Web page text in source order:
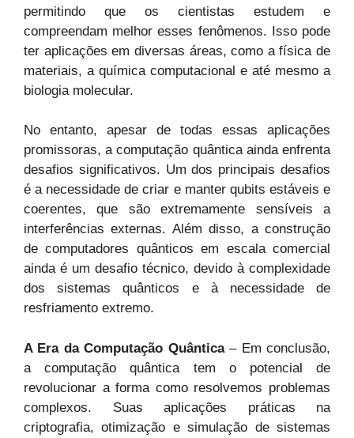
permitindo que os cientistas estudem e
compreendam melhor esses fenômenos. Isso pode
ter aplicações em diversas áreas, como a física de
materiais, a química computacional e até mesmo a
biologia molecular.
No entanto, apesar de todas essas aplicações
promissoras, a computação quântica ainda enfrenta
desafios significativos. Um dos principais desafios
é a necessidade de criar e manter qubits estáveis e
coerentes, que são extremamente sensíveis a
interferências externas. Além disso, a construção
de computadores quânticos em escala comercial
ainda é um desafio técnico, devido à complexidade
dos sistemas quânticos e à necessidade de
resfriamento extremo.
A Era da Computação Quântica– Em conclusão,
a computação quântica tem o potencial de
revolucionar a forma como resolvemos problemas
complexos. Suas aplicações práticas na
criptografia, otimização e simulação de sistemas